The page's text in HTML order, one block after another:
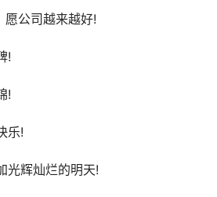
愿公司越来越好!
!
!
乐!
光辉灿烂的明天!